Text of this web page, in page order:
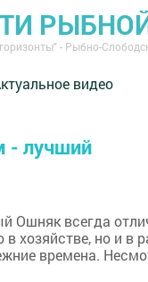
- Рыбно-
видео
- лучший
Ошняк всегда
хозяйстве, но и в
времена.